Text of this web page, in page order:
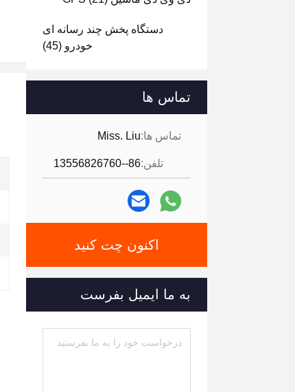
دستگاه پخش چند رسانه ای
خودرو (45)
تماس ها
تماس ها:Miss. Liu
تلفن:86--13556826760
اکنون چت کنید
به ما ایمیل بفرست